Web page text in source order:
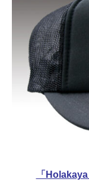
「